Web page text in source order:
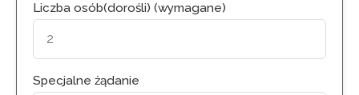
Liczba osób(dorośli) (wymagane)
Specjalne żądanie